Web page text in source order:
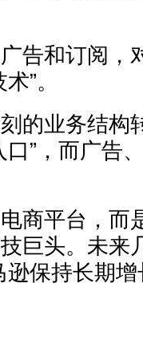
告和订阅，
”。
的业务结构
”，而广告
商平台，而
巨头。未来
逊保持长期